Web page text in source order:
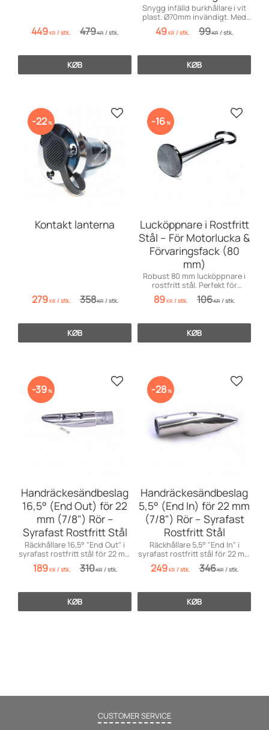
449KR /stk. 479KR /stk.
KØB
Snygg infälld burkhållare i vit
plast. Ø70mm invändigt. Med
praktiskt dräneringshål!
49KR /stk. 99KR /stk.
KØB
Kontakt lanterna
279KR /stk. 358KR /stk.
22% Gem som favorit
KØB
Lucköppnare i Rostfritt
Stål – För Motorlucka &
Förvaringsfack (80
mm)
Robust 80 mm lucköppnare i
rostfritt stål. Perfekt för
motorluckor och
förvaringsfack i durken.
89KR /stk. 106KR /stk.
16% Gem
KØB
Handräckesändbeslag
16,5° (End Out) för 22
mm (7/8") Rör –
Syrafast Rostfritt Stål
Räckhållare 16,5° "End Out" i
syrafast rostfritt stål för 22 mm
rör. Robust marin finish.
189KR /stk. 310KR /stk.
39% Gem som favorit
KØB
Handräckesändbeslag
5,5° (End In) för 22 mm
(7/8") Rör – Syrafast
Rostfritt Stål
Räckhållare 5,5° "End In" i
syrafast rostfritt stål för 22 mm
rör. Robust finish för marin
miljö.
249KR /stk. 346KR /stk.
28% Gem
KØB
CUSTOMER SERVICE